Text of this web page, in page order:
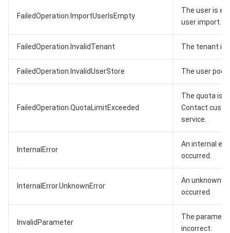
FailedOperation.ImportUserIsEmpty
The user is
user import.
FailedOperation.InvalidTenant The tenant is
FailedOperation.InvalidUserStore The user pool
FailedOperation.QuotaLimitExceeded
The quota is
Contact
service.
InternalError
An internal
occurred.
InternalError.UnknownError
An unknown
occurred.
InvalidParameter
The
incorrect.